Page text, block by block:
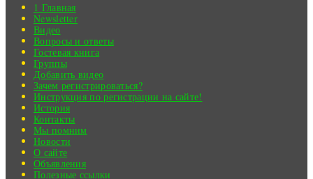
1 Главная
Newsletter
Видео
Вопросы и ответы
Гостевая книга
Группы
Добавить видео
Зачем регистрироваться?
Инструкция по регистрации на сайте!
История
Контакты
Мы помним
Новости
О сайте
Объявления
Полезные ссылки